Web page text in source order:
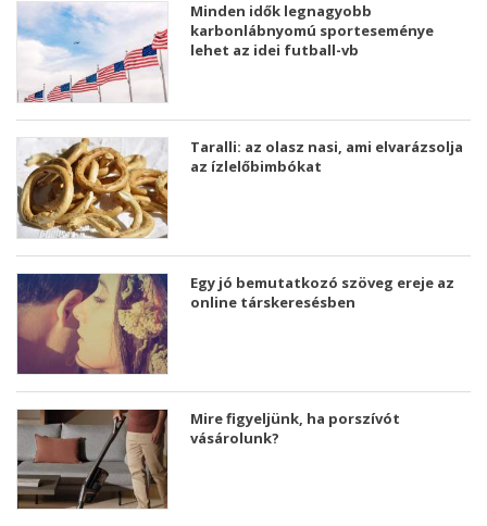
Minden idők legnagyobb
karbonlábnyomú sporteseménye
lehet az idei futball-vb
Taralli: az olasz nasi, ami elvarázsolja
az ízlelőbimbókat
Egy jó bemutatkozó szöveg ereje az
online társkeresésben
Mire figyeljünk, ha porszívót
vásárolunk?